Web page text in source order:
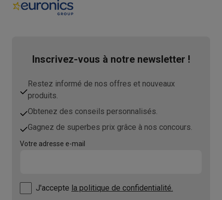
Inscrivez-vous à notre newsletter !
Restez informé de nos offres et nouveaux
produits.
Obtenez des conseils personnalisés.
Gagnez de superbes prix grâce à nos concours.
Votre adresse e-mail
J'accepte la politique de confidentialité.